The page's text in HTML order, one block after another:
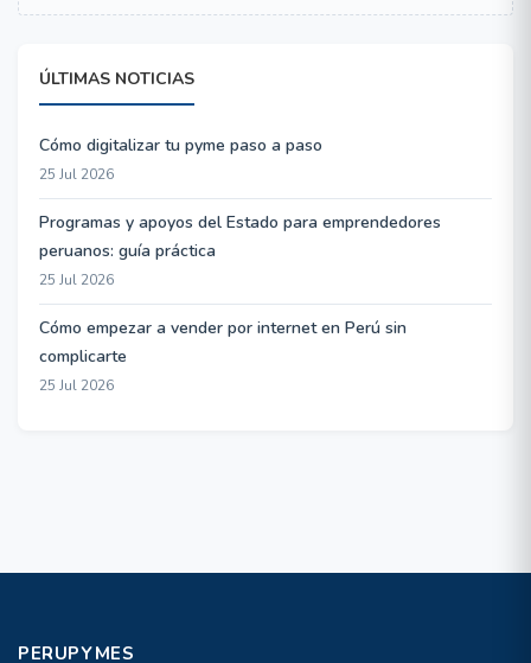
ÚLTIMAS NOTICIAS
Cómo digitalizar tu pyme paso a paso
25 Jul 2026
Programas y apoyos del Estado para emprendedores
peruanos: guía práctica
25 Jul 2026
Cómo empezar a vender por internet en Perú sin
complicarte
25 Jul 2026
PERUPYMES